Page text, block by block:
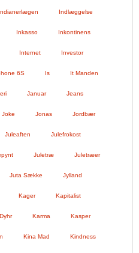
Indlæggelse
Inkasso Inkontinens
Internet Investor
6S Is It Manden
Januar Jeans
Joke Jonas Jordbær
Juleaften Julefrokost
Juletræ Juletræer
Juta Sække Jylland
Kager Kapitalist
Karma Kasper
Kina Mad Kindness